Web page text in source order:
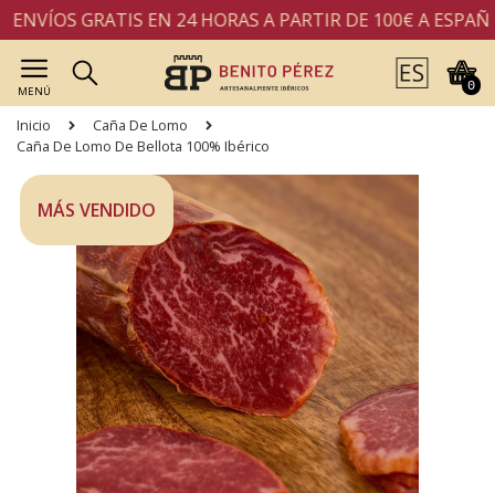
GRATIS EN 24 HORAS A PARTIR DE 100€ A ESPAÑA
MENÚ 0
Inicio
Caña De Lomo
Caña De Lomo De Bellota 100% Ibérico
MÁS VENDIDO